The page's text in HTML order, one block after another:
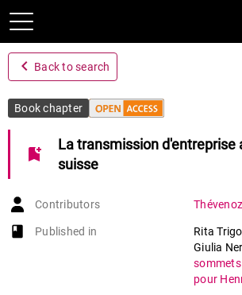
navigate_before Back to search
Book chapter
bookmark_add
La transmission d'entreprise
suisse
Contributors Thévenoz
book-open
Published in
Rita
Giulia
pour